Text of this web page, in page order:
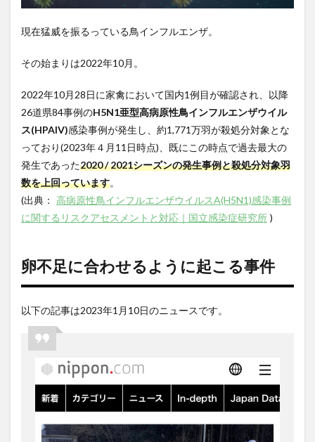
現在猛威を振るっている鳥インフルエンザ。
その始まりは2022年10月。
2022年10月 28日に家禽において国内1例目が確認され、以降
26道県84事例のH5N1亜型高病原性鳥インフルエンザウイル
ス(HPAIV)感染事例が発生し、約1,771万羽が殺処分対象とな
っており(2023年４月 11 日時点)
既にこの時点で過去最大の
発生であった2020 / 2021シーズンの発生事例と殺処分対象羽
数を上回っています。
(出典： 高病原性鳥インフルエンザウイルスA(H5N1)感染事例
に関するリスクアセスメントと対応｜国立感染症研究所 )
卵不足に合わせるように起こる事件
以下の記事は2023年1 月 10日のニュースです。